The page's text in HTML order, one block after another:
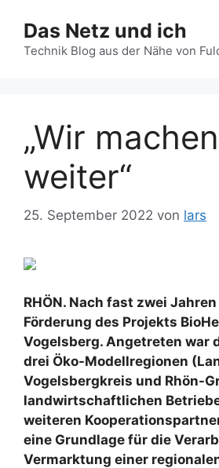
Inhalt
springen
Das Netz und ich
Technik Blog aus der Nähe von
„Wir machen
weiter“
25. September 2022 von lars
RHÖN. Nach fast zwei
Förderung des Projekts
Vogelsberg. Angetreten war
drei Öko-Modellregionen
Vogelsbergkreis und Rhön-
landwirtschaftlichen
weiteren
eine Grundlage für die
Vermarktung einer